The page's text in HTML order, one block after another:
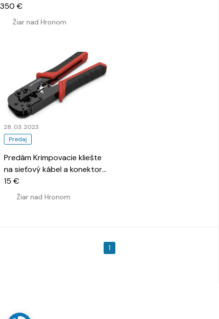
Žiar nad Hronom
350 €
Predaj
28. 03. 2023
Predám Krimpovacie kliešte
na sieťový kábel a konektory
RJ45 a RJ11, sa Nepouzivane
Žiar nad Hronom
15 €
1